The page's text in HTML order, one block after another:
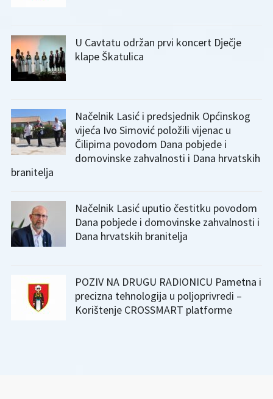
U Cavtatu održan prvi koncert Dječje
klape Škatulica
Načelnik Lasić i predsjednik Općinskog
vijeća Ivo Simović položili vijenac u
Čilipima povodom Dana pobjede i
domovinske zahvalnosti i Dana hrvatskih
branitelja
Načelnik Lasić uputio čestitku povodom
Dana pobjede i domovinske zahvalnosti i
Dana hrvatskih branitelja
POZIV NA DRUGU RADIONICU Pametna i
precizna tehnologija u poljoprivredi –
Korištenje CROSSMART platforme